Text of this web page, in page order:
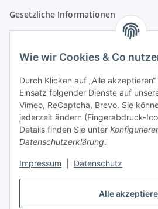
Alle
Wie wir Cookies & Co
Durch Klicken auf „Alle
Einsatz folgender Dienste auf
Vimeo, ReCaptcha, Brevo. Sie
jederzeit ändern (Fingerabdruck-
Details finden Sie unter
Datenschutzerklärung.
Impressum Datenschutz
Gesetzliche Informationen
Vertrag